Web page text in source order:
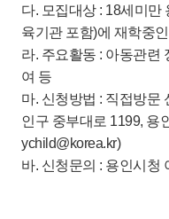
다. 모집대상 : 18세미만
육기관 포함)에 재학중
라. 주요활동 : 아동관련
여 등
마. 신청방법 : 직접방문
인구 중부대로 1199, 용
ychild@korea.kr)
바. 신청문의 : 용인시청